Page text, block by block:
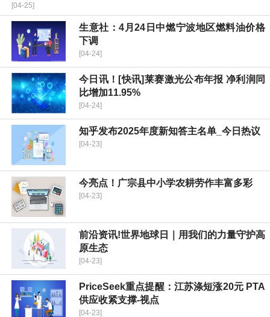
[04-25]
生意社：4月24日中燃宁波地区燃料油价格
下调
[04-24]
今日讯！[快讯]莱赛激光公布年报 净利润同
比增加11.95%
[04-24]
知乎发布2025年度新知答主名单_今日热议
[04-23]
今亮点！广宗县中小学农耕劳作丰富多彩
[04-23]
前沿资讯!世界地球日｜用我们的力量守护高
原生态
[04-23]
PriceSeek重点提醒：江苏涤短涨20元 PTA
供应收紧支撑-视点
[04-23]